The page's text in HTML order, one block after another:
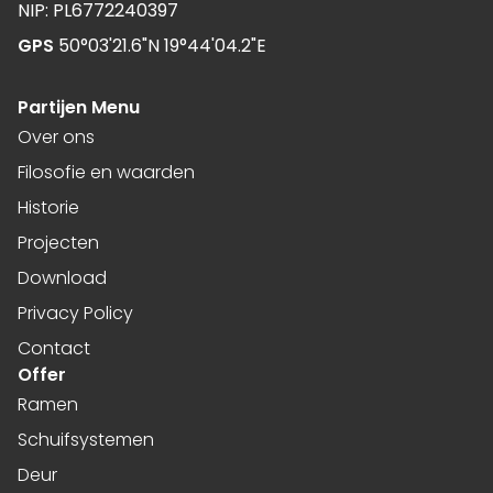
NIP: PL6772240397
GPS 50°03'21.6"N 19°44'04.2"E
Partijen Menu
Over ons
Filosofie en waarden
Historie
Projecten
Download
Privacy Policy
Contact
Offer
Ramen
Schuifsystemen
Deur